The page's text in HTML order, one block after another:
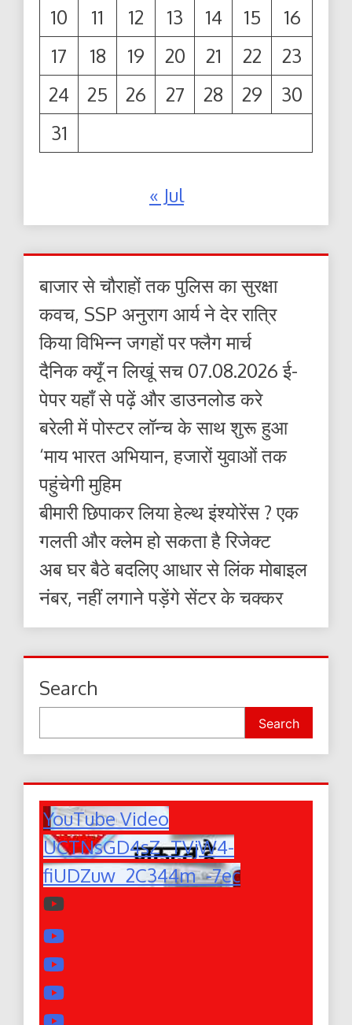
10 11 12 13 14 15
16
17
18 19 20 21 22
23
24
25 26 27 28 29
30
31
« Jul
बाजार से चौराहों तक पुलिस का सुरक्षा
कवच, SSP अनुराग आर्य ने देर रात्रि
किया विभिन्न जगहों पर फ्लैग मार्च
दैनिक क्यूँ न लिखूं सच 07.08.2026 ई-
पेपर यहाँ से पढ़ें और डाउनलोड करे
बरेली में पोस्टर लॉन्च के साथ शुरू हुआ
‘माय भारत अभियान, हजारों युवाओं तक
पहुंचेगी मुहिम
बीमारी छिपाकर लिया हेल्थ इंश्योरेंस ? एक
गलती और क्लेम हो सकता है रिजेक्ट
अब घर बैठे बदलिए आधार से लिंक मोबाइल
नंबर, नहीं लगाने पड़ेंगे सेंटर के चक्कर
Search
Search
YouTube Video
UCTNsGD4sZ_TVjW4-
fiUDZuw_2C344m_-7ec